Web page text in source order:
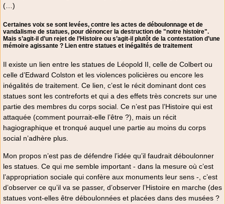
(…)
Certaines voix se sont levées, contre les actes de déboulonnage et de
vandalisme de statues, pour dénoncer la destruction de "notre histoire".
Mais s’agit-il d’un rejet de l’Histoire ou s’agit-il plutôt de la contestation d’une
mémoire agissante ? Lien entre statues et inégalités de traitement
Il existe un lien entre les statues de Léopold II, celle de Colbert ou
celle d’Edward Colston et les violences policières ou encore les
inégalités de traitement. Ce lien, c’est le récit dominant dont ces
statues sont les contreforts et qui a des effets très concrets sur une
partie des membres du corps social. Ce n’est pas l’Histoire qui est
attaquée (comment pourrait-elle l’être ?), mais un récit
hagiographique et tronqué auquel une partie au moins du corps
social n’adhère plus.
Mon propos n’est pas de défendre l’idée qu’il faudrait déboulonner
les statues. Ce qui me semble important - dans la mesure où c’est
l’appropriation sociale qui confère aux monuments leur sens -, c’est
d’observer ce qu’il va se passer, d’observer l’Histoire en marche (des
statues vont-elles être déboulonnées et placées dans des musées ?